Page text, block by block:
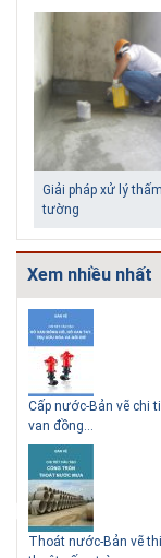
Giải pháp xử lý
tường
Những ngôi nhà
tiền vẫn đẹp
Xem nhiều nhất
Cấp nước-Bản vẽ chi
van đồng...
Thoát nước-Bản vẽ